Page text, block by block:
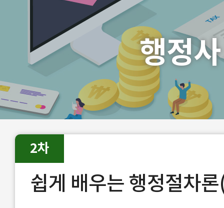
행정사
쉽게 배우는 행정절차
2차